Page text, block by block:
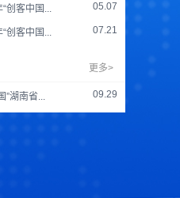
创客中国... 05.07
创客中国... 07.21
更多>
”湖南省... 09.29